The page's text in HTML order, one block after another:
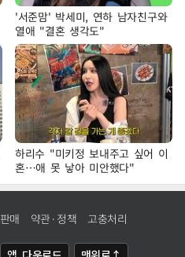
'서준맘' 박세미, 연하 남자친구와
열애 "결혼 생각도"
하리수 "미키정 보내주고 싶어 이
혼…애 못 낳아 미안했다"
매 약관·정책 고충처리